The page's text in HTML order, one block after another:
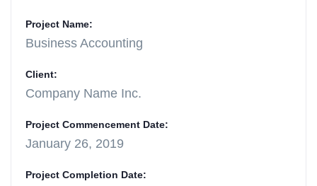
Project Name:
Business Accounting
Client:
Company Name Inc.
Project Commencement Date:
January 26, 2019
Project Completion Date: